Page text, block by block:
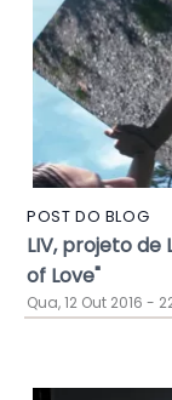
POST DO BLOG
LIV, projeto de
of Love"
Qua, 12 Out 2016 -